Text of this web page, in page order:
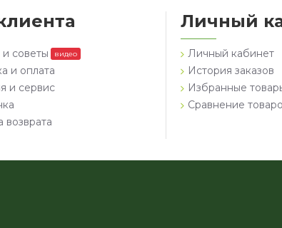
советы видео
и оплата
и сервис
возврата
Личный
Личный кабинет
История заказов
Избранные
Сравнение